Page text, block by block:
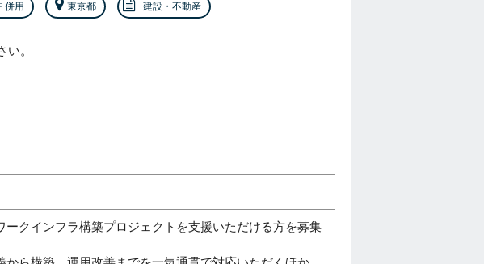
併用 東京都 建設・不動産
。
クインフラ構築プロジェクトを支援いただける方を募集